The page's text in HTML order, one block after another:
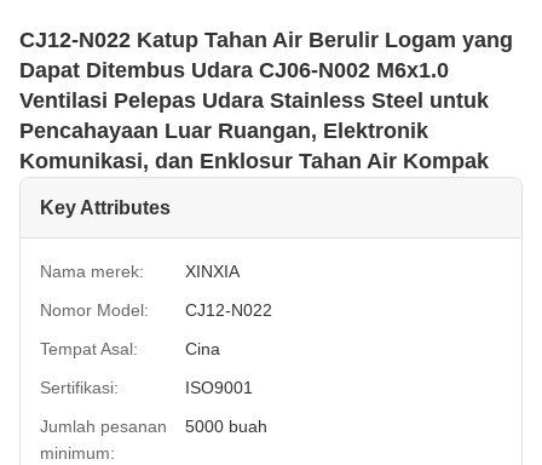
CJ12-N022 Katup Tahan Air Berulir Logam yang
Dapat Ditembus Udara CJ06-N002 M6x1.0
Ventilasi Pelepas Udara Stainless Steel untuk
Pencahayaan Luar Ruangan, Elektronik
Komunikasi, dan Enklosur Tahan Air Kompak
Key Attributes
Nama merek:
XINXIA
Nomor Model:
CJ12-N022
Tempat Asal:
Cina
Sertifikasi:
ISO9001
Jumlah pesanan
minimum:
5000 buah